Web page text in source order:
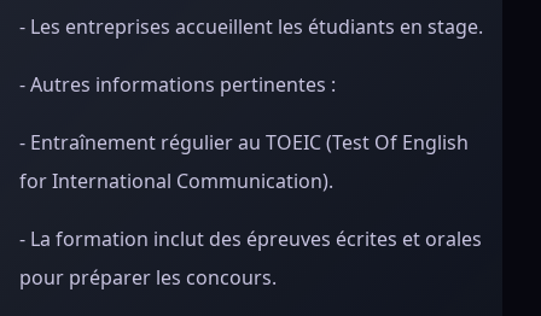
- Les entreprises accueillent les étudiants en stage.
- Autres informations pertinentes :
- Entraînement régulier au TOEIC (Test Of English
for International Communication).
- La formation inclut des épreuves écrites et orales
pour préparer les concours.